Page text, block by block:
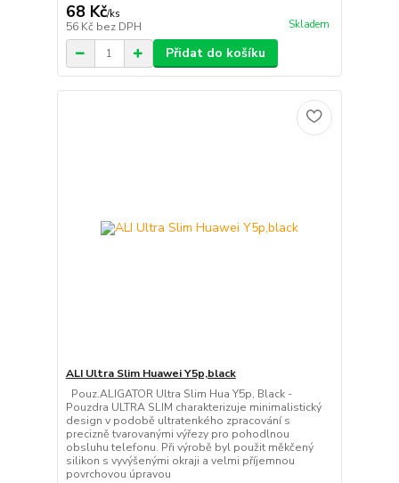
68 Kč/ks
56 Kč bez DPH Skladem
Přidat do košíku
ALI Ultra Slim Huawei Y5p,black
Pouz.ALIGATOR Ultra Slim Hua Y5p, Black -
Pouzdra ULTRA SLIM charakterizuje minimalistický
design v podobě ultratenkého zpracování s
precizně tvarovanými výřezy pro pohodlnou
obsluhu telefonu. Při výrobě byl použit měkčený
silikon s vyvýšenými okraji a velmi příjemnou
povrchovou úpravou